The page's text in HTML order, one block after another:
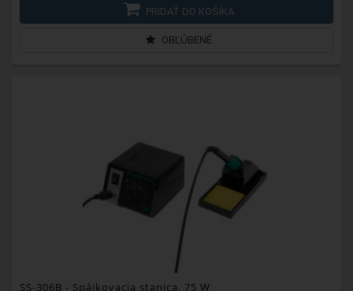
PRIDAŤ DO KOŠÍKA
OBĽÚBENÉ
SS-306B - Spájkovacia stanica, 75 W